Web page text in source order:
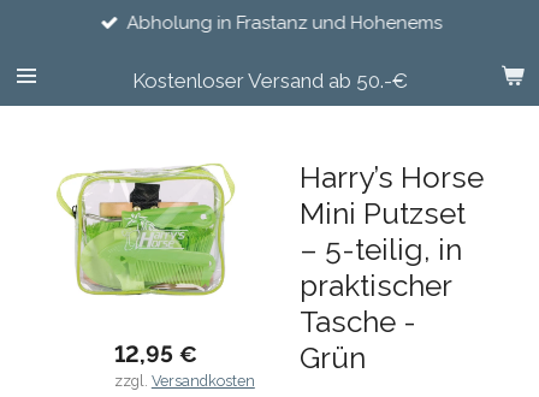
springen
Kostenloser Versand ab 50.-€
Abholung in Frastanz und Hohenems
Harry’s Horse
Mini Putzset
– 5-teilig, in
praktischer
Tasche -
Grün
12,95 €
zzgl. Versandkosten